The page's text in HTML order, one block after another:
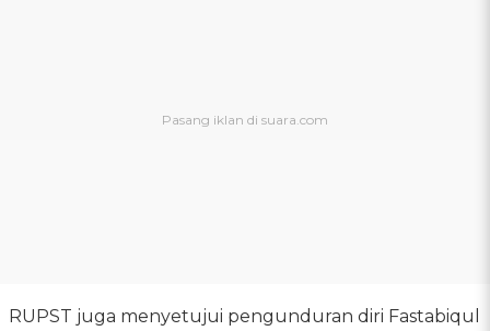
RUPST juga menyetujui pengunduran diri Fastabiqul